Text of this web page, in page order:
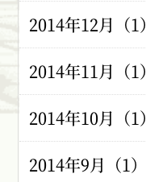
2014年12月（1）
2014年11月（1）
2014年10月（1）
2014年9月（1）